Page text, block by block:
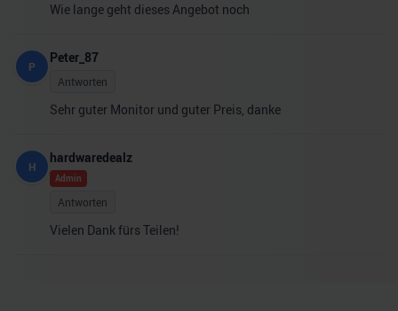
Wie lange geht dieses Angebot noch
P
Peter_87
Antworten
Sehr guter Monitor und guter Preis, danke
H
hardwaredealz
Admin
Antworten
Vielen Dank fürs Teilen!